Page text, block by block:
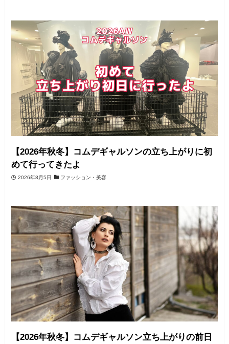
【2026年秋冬】コムデギャルソンの立ち上がりに初
めて行ってきたよ
2026年8月5日 ファッション・美容
【2026年秋冬】コムデギャルソン立ち上がりの前日